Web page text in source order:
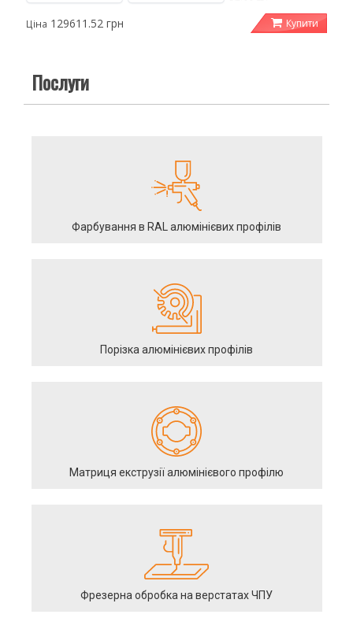
Ціна 129611.52 грн Купити
Послуги
Фарбування в RAL алюмінієвих профілів
Порізка алюмінієвих профілів
Матриця екструзії алюмінієвого профілю
Фрезерна обробка на верстатах ЧПУ